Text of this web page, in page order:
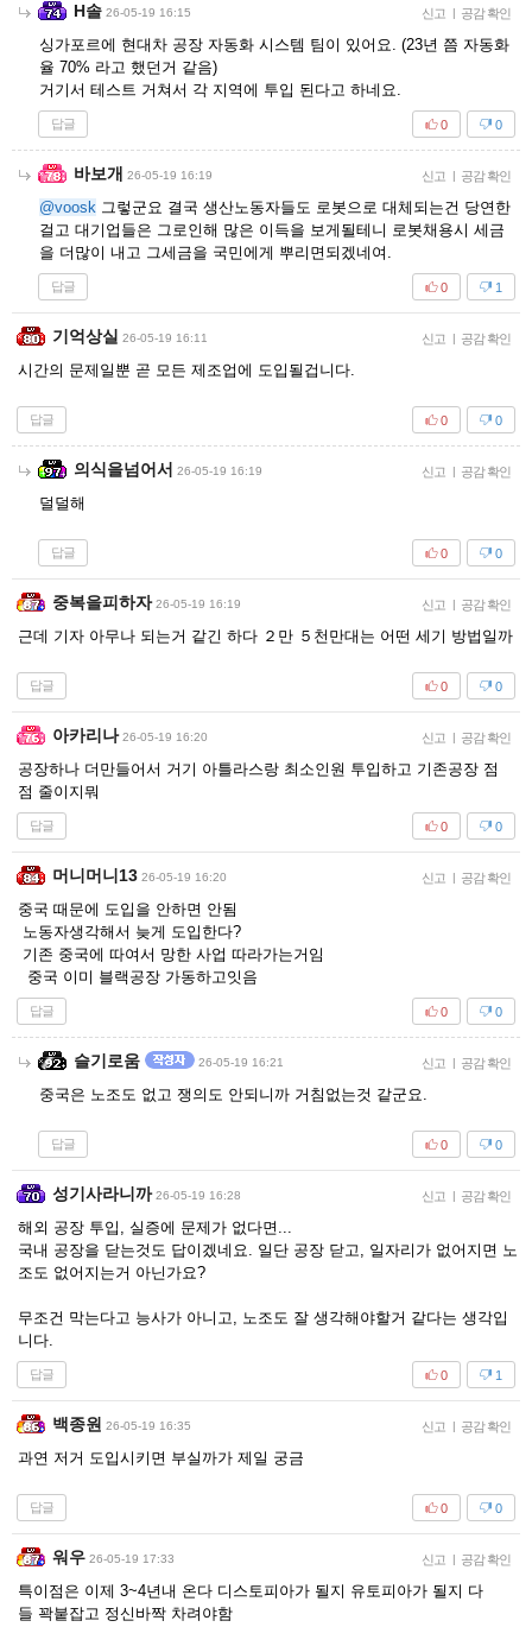
H솔 26-05-19 16:15 신고 | 공감 확인
싱가포르에 현대차 공장 자동화 시스템 팀이 있어요. (23년 쯤 자동화
율 70% 라고 했던거 같음)
거기서 테스트 거쳐서 각 지역에 투입 된다고 하네요.
답글 0
0
바보개 26-05-19 16:19 신고 | 공감 확인
@voosk 그렇군요 결국 생산노동자들도 로봇으로 대체되는건 당연한
걸고 대기업들은 그로인해 많은 이득을 보게될테니 로봇채용시 세금
을 더많이 내고 그세금을 국민에게 뿌리면되겠네여.
답글 1
0
기억상실 26-05-19 16:11 신고 | 공감 확인
시간의 문제일뿐 곧 모든 제조업에 도입될겁니다.
답글 0
0
의식을넘어서 26-05-19 16:19 신고 | 공감 확인
덜덜해
답글 0
0
중복을피하자 26-05-19 16:19 신고 | 공감 확인
근데 기자 아무나 되는거 같긴 하다 ２만 ５천만대는 어떤 세기 방법일까
답글 0
0
아카리나 26-05-19 16:20 신고 | 공감 확인
공장하나 더만들어서 거기 아틀라스랑 최소인원 투입하고 기존공장 점
점 줄이지뭐
답글 0
0
머니머니13 26-05-19 16:20 신고 | 공감 확인
중국 때문에 도입을 안하면 안됨
노동자생각해서 늦게 도입한다?
기존 중국에 따여서 망한 사업 따라가는거임
중국 이미 블랙공장 가동하고잇음
답글 0
0
슬기로움 26-05-19 16:21 신고 | 공감 확인
중국은 노조도 없고 쟁의도 안되니까 거침없는것 같군요.
답글 0
0
성기사라니까 26-05-19 16:28 신고 | 공감 확인
해외 공장 투입, 실증에 문제가 없다면...
국내 공장을 닫는것도 답이겠네요. 일단 공장 닫고, 일자리가 없어지면 노
조도 없어지는거 아닌가요?
무조건 막는다고 능사가 아니고, 노조도 잘 생각해야할거 같다는 생각입
니다.
답글 1
0
백종원 26-05-19 16:35 신고 | 공감 확인
과연 저거 도입시키면 부실까가 제일 궁금
답글 0
0
워우 26-05-19 17:33 신고 | 공감 확인
특이점은 이제 3~4년내 온다 디스토피아가 될지 유토피아가 될지 다
들 꽉붙잡고 정신바짝 차려야함